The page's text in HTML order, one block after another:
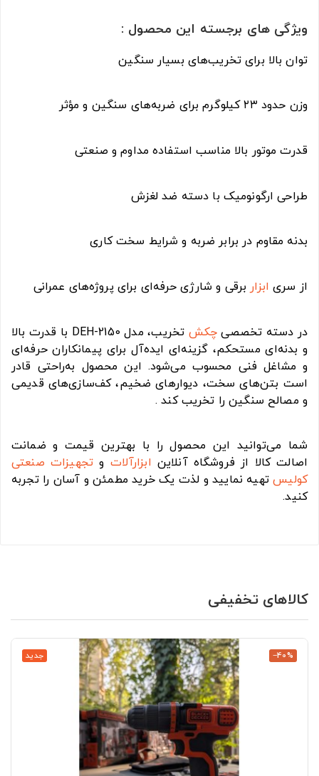
ویژگی های برجسته این محصول :
توان بالا برای تخریب‌های بسیار سنگین
وزن حدود ۲۳ کیلوگرم برای ضربه‌های سنگین و مؤثر
قدرت موتور بالا مناسب استفاده مداوم و صنعتی
طراحی ارگونومیک با دسته ضد لغزش
بدنه مقاوم در برابر ضربه و شرایط سخت کاری
از سری ابزار برقی و شارژی حرفه‌ای برای پروژه‌های عمرانی
در دسته تخصصیچکش
تخریب، مدل DEH-2150 با قدرت بالا
و بدنه‌ای مستحکم، گزینه‌ای ایده‌آل برای پیمانکاران حرفه‌ای
و مشاغل فنی محسوب می‌شود. این محصول به‌راحتی قادر
است بتن‌های سخت، دیوارهای ضخیم، کف‌سازی‌های قدیمی
و مصالح سنگین را تخریب کند .
شما می‌توانید این محصول را با بهترین قیمت و ضمانت
اصالت کالا از فروشگاه آنلاین ابزارآلات وتجهیزات صنعتی
کولیستهیه نمایید و لذت یک خرید مطمئن و آسان را تجربه
کنید.
کالاهای تخفیفی
جدید ‎−40%